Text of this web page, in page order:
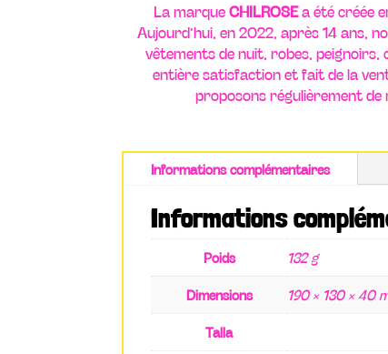
La marqueCHILROSEa été créée
Aujourd’hui, en 2022, après 14 ans,
vêtements de nuit, robes,
entière satisfaction et fait de la
proposons régulièrement
Informations complémentaires
Informations
Poids 132 g
Dimensions 190 × 130 × 40
Talla